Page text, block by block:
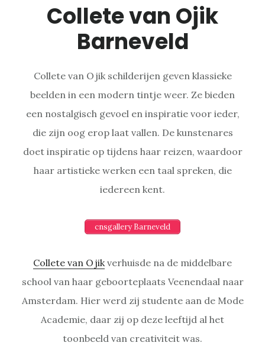
Collete van Ojik
Barneveld
Collete van Ojik schilderijen geven klassieke
beelden in een modern tintje weer. Ze bieden
een nostalgisch gevoel en inspiratie voor ieder,
die zijn oog erop laat vallen. De kunstenares
doet inspiratie op tijdens haar reizen, waardoor
haar artistieke werken een taal spreken, die
iedereen kent.
cnsgallery Barneveld
Collete van Ojik verhuisde na de middelbare
school van haar geboorteplaats Veenendaal naar
Amsterdam. Hier werd zij studente aan de Mode
Academie, daar zij op deze leeftijd al het
toonbeeld van creativiteit was.